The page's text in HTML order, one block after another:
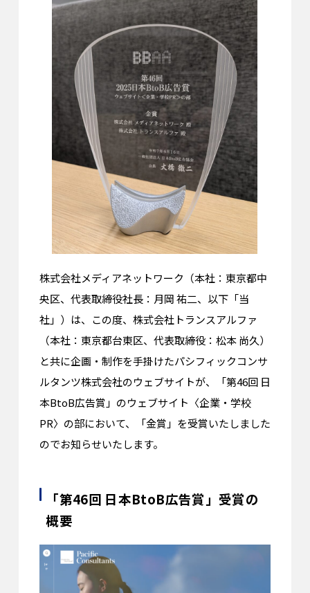
株式会社メディアネットワーク（本社：東京都中
央区、代表取締役社長：月岡 祐二、以下「当
社」）は、この度、株式会社トランスアルファ
（本社：東京都台東区、代表取締役：松本 尚久）
と共に企画・制作を手掛けたパシフィックコンサ
ルタンツ株式会社のウェブサイトが、「第46回 日
本BtoB広告賞」のウェブサイト〈企業・学校
PR〉の部において、「金賞」を受賞いたしました
のでお知らせいたします。
「第46回 日本BtoB広告賞」受賞の
概要